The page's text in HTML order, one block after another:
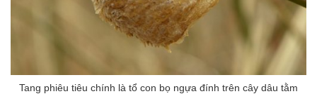
Tang phiêu tiêu chính là tổ con bọ ngựa đính trên cây dâu tằm